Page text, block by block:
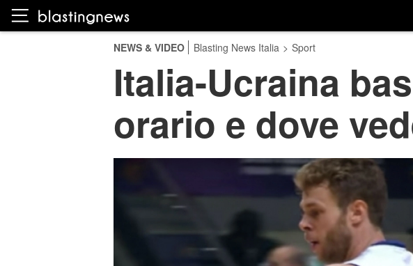
NEWS & VIDEO Blasting News Italia > Sport
Italia-Ucraina
orario e dove